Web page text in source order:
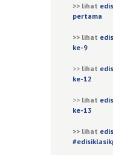
>> lihat
pertama
>> lihat
ke-9
>> lihat
ke-12
>> lihat
ke-13
>> lihat